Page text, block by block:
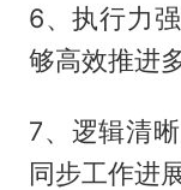
6、执行力
够高效推进
7、逻辑清
同步工作进